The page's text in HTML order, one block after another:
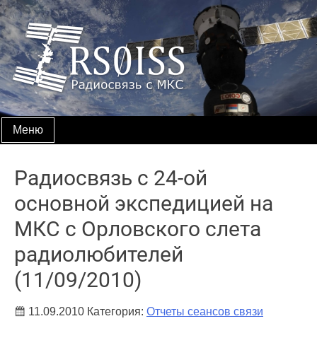
Skip
to
content
Меню
Радиосвязь с 24-ой
основной экспедицией на
МКС с Орловского слета
радиолюбителей
(11/09/2010)
11.09.2010 Категория: Отчеты сеансов связи